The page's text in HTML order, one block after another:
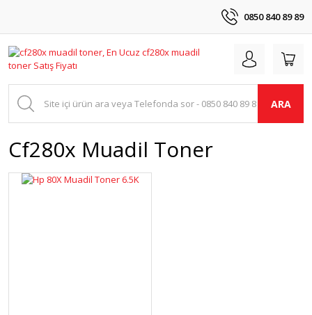
0850 840 89 89
ARA
Cf280x Muadil Toner